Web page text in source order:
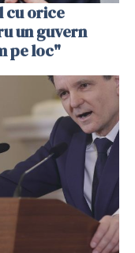
cu orice
un guvern
pe loc"